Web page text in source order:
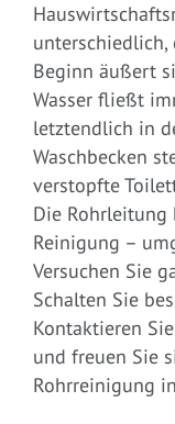
Beginn äußert
Wasser fließt
letztendlich in
Waschbecken
verstopfte
Die
Reinigung –
Versuchen Sie
Schalten Sie
Kontaktieren
und freuen Sie
Rohrreinigung